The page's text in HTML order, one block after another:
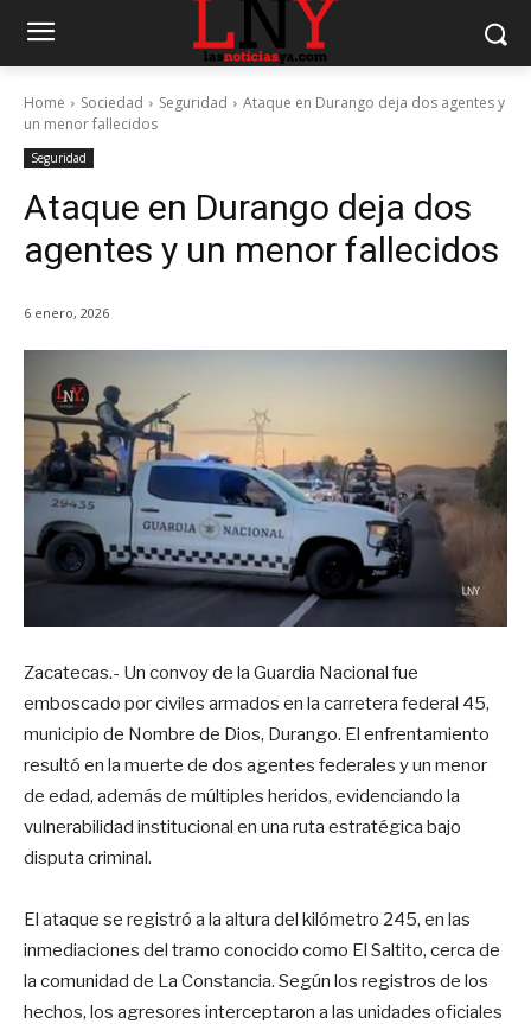
Home Sociedad Seguridad
Ataque en Durango deja dos agentes y
un menor fallecidos
Seguridad
Ataque en Durango deja dos
agentes y un menor fallecidos
6 enero, 2026
Zacatecas.- Un convoy de la Guardia Nacional fue
emboscado por civiles armados en la carretera federal 45,
municipio de Nombre de Dios, Durango. El enfrentamiento
resultó en la muerte de dos agentes federales y un menor
de edad, además de múltiples heridos, evidenciando la
vulnerabilidad institucional en una ruta estratégica bajo
disputa criminal.
El ataque se registró a la altura del kilómetro 245, en las
inmediaciones del tramo conocido como El Saltito, cerca de
la comunidad de La Constancia. Según los registros de los
hechos, los agresores interceptaron a las unidades oficiales